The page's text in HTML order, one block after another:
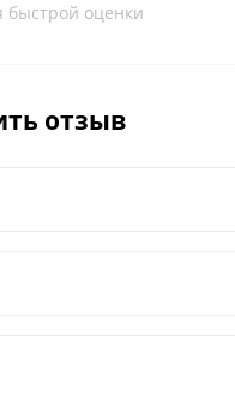
быстрой оценки
отзыв